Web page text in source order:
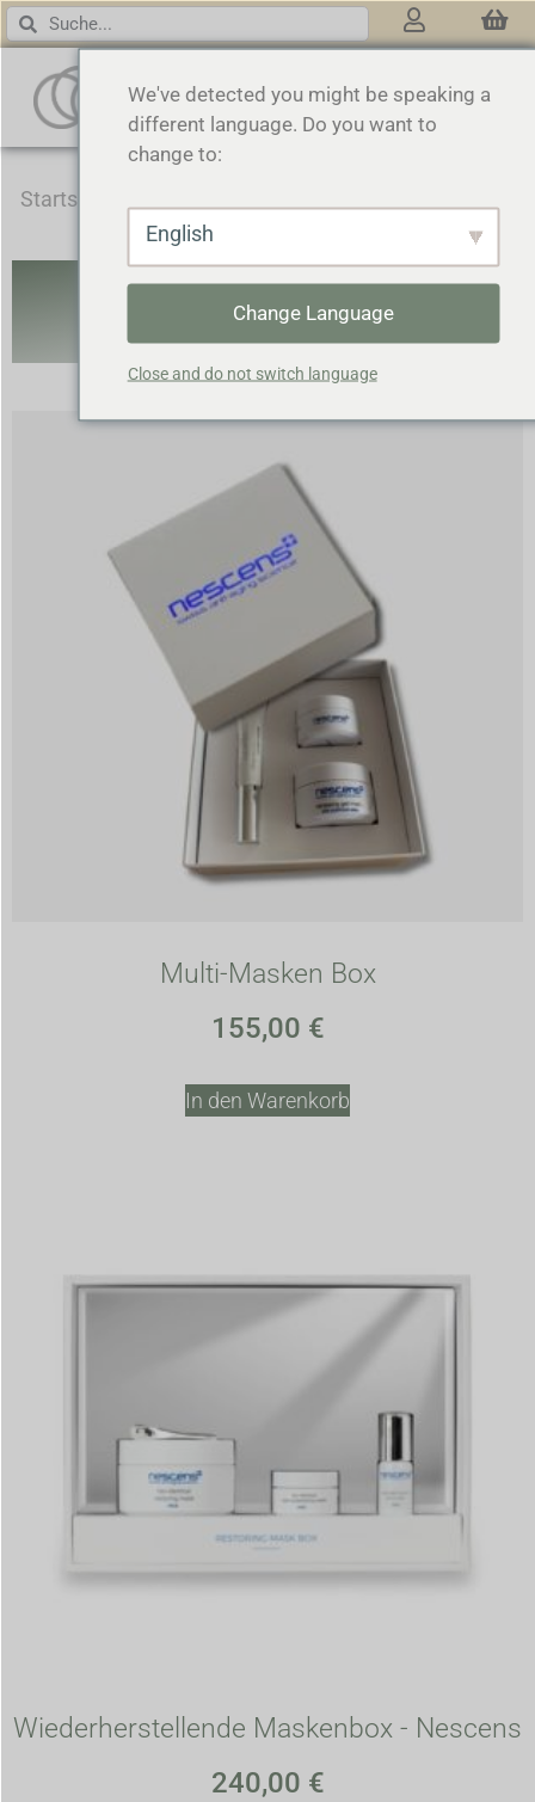
3 RINGS
Startseite
BOX & LIMITIERTE
AUFLAGE
Multi-Masken Box
155,00 €
In den Warenkorb
Wiederherstellende Maskenbox - Nescens
240,00 €
We've detected you might be speaking a
different language. Do you want to
change to:
English
Change Language
Close and do not switch language